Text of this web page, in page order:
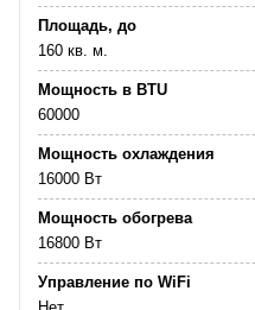
Площадь, до
160 кв. м.
Мощность в BTU
60000
Мощность охлаждения
16000 Вт
Мощность обогрева
16800 Вт
Управление по WiFi